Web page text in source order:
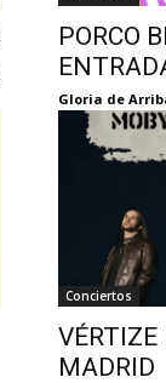
PORCO
Gloria de
Conciertos
VÉRTIZE
MADRID